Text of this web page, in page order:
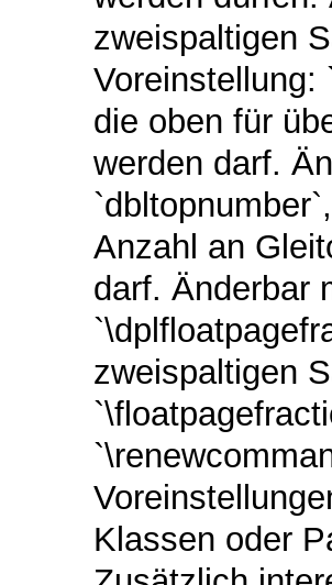
zweispaltigen
die oben für
werden darf.
Anzahl an
darf. Änderbar
zweispaltigen
Klassen oder